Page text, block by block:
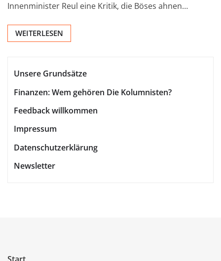
Innenminister Reul eine Kritik, die Böses ahnen…
WEITERLESEN
Unsere Grundsätze
Finanzen: Wem gehören Die Kolumnisten?
Feedback willkommen
Impressum
Datenschutzerklärung
Newsletter